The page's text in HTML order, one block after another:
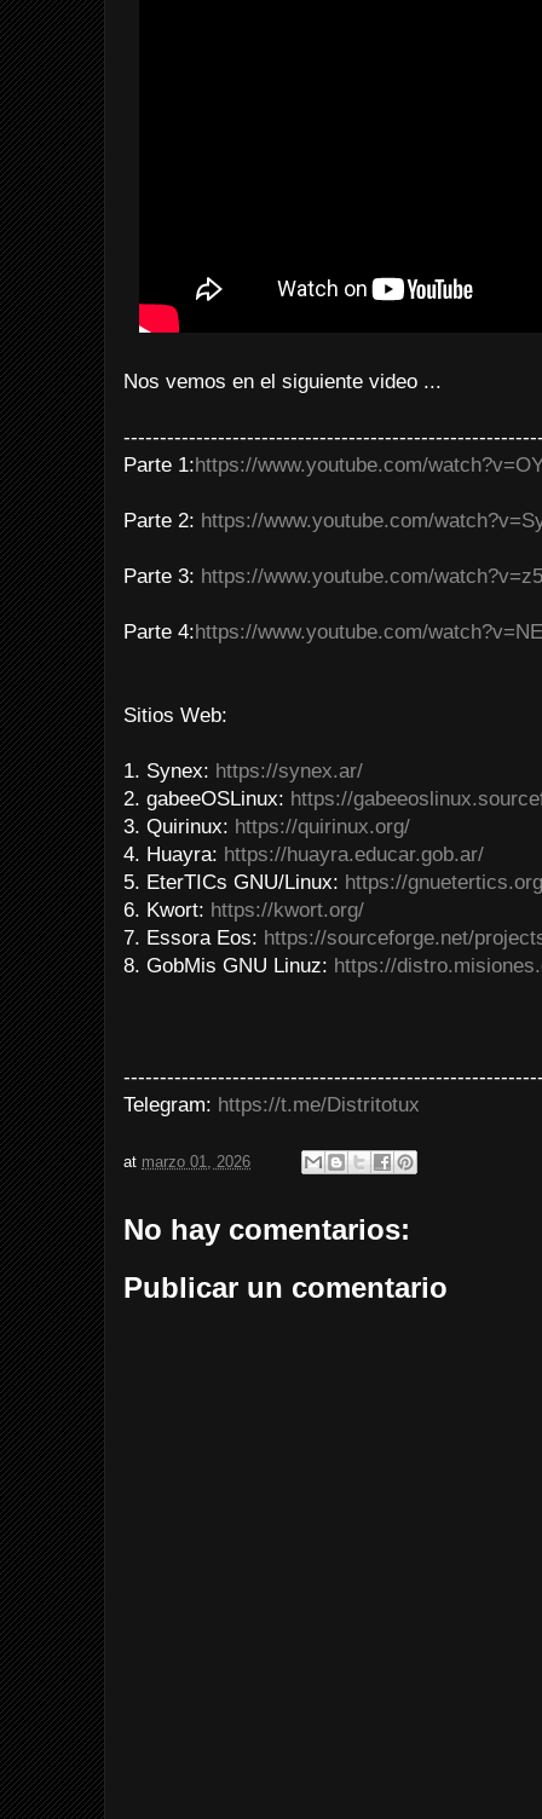
Nos vemos en el siguiente video ...
Parte 1:https://www.youtube.com/
Parte 2: https://www.youtube.com/
Parte 3: https://www.youtube.com/
Parte 4:https://www.youtube.com/
Sitios Web:
1. Synex: https://synex.ar/
2. gabeeOSLinux: https://
3. Quirinux: https://quirinux.org/
4. Huayra: https://huayra.educar.gob.ar/
5. EterTICs GNU/Linux: https://
6. Kwort: https://kwort.org/
7. Essora Eos: https://sourceforge.net/
8. GobMis GNU Linuz: https://
Telegram: https://t.me/Distritotux
at marzo 01, 2026
No hay comentarios:
Publicar un comentario